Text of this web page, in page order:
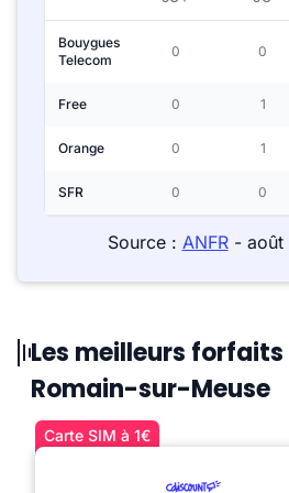
Bouygues
Telecom
0 0
Free 0 1
Orange 0 1
SFR 0 0
Source : ANFR- août
Les meilleurs
Romain-sur-Meuse
Carte SIM à 1€